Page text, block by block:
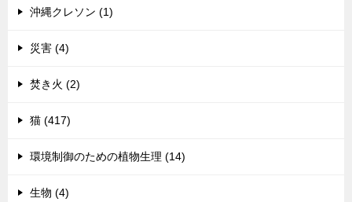
沖縄クレソン (1)
災害 (4)
焚き火 (2)
猫 (417)
環境制御のための植物生理 (14)
生物 (4)